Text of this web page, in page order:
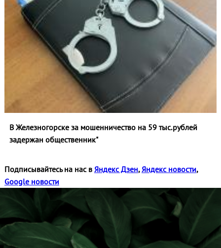
В Железногорске за мошенничество на 59 тыс.рублей
задержан общественник"
Подписывайтесь на нас в Яндекс Дзен, Яндекс новости,
Google новости